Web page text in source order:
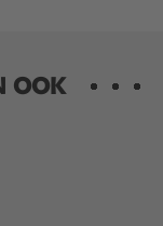
OOK